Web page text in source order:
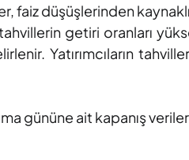
faiz düşüşlerinden
getiri oranları
Yatırımcıların
gününe ait kapanış